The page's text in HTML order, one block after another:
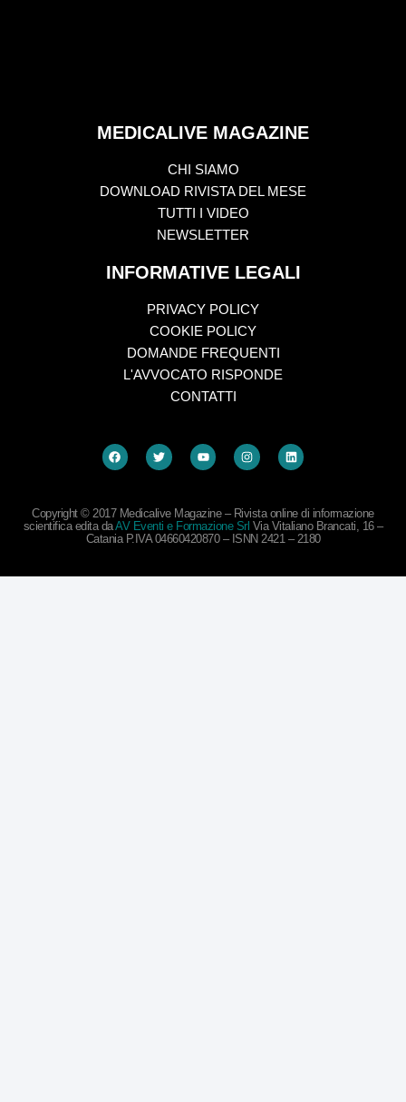
MEDICALIVE MAGAZINE
CHI SIAMO
DOWNLOAD RIVISTA DEL MESE
TUTTI I VIDEO
NEWSLETTER
INFORMATIVE LEGALI
PRIVACY POLICY
COOKIE POLICY
DOMANDE FREQUENTI
L'AVVOCATO RISPONDE
CONTATTI
Copyright © 2017 Medicalive Magazine – Rivista online di informazione
scientifica edita daAV Eventi e Formazione Srl Via Vitaliano Brancati, 16 –
Catania P.IVA 04660420870 – ISNN 2421 – 2180